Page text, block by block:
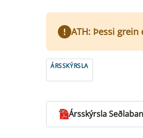
ATH: Þessi
ÁRSSKÝRSLA
Ársskýrsla